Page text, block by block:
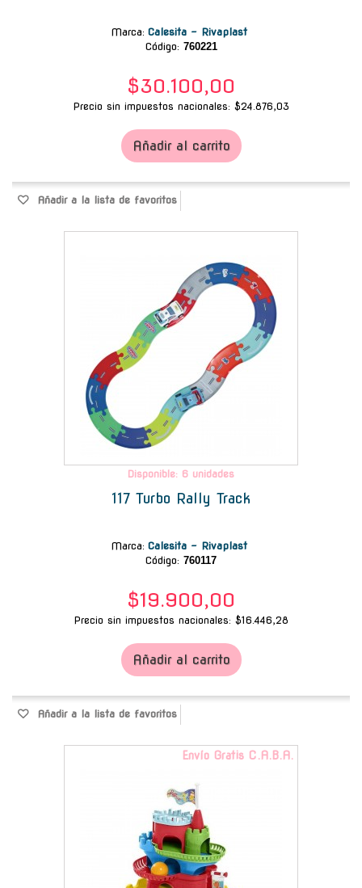
Marca: Calesita - Rivaplast
Código: 760221
$30.100,00
Precio sin impuestos nacionales: $24.876,03
Añadir al carrito
Añadir a la lista de favoritos
Disponible: 6 unidades
117 Turbo Rally Track
Marca: Calesita - Rivaplast
Código: 760117
$19.900,00
Precio sin impuestos nacionales: $16.446,28
Añadir al carrito
Añadir a la lista de favoritos
Envío Gratis C.A.B.A.